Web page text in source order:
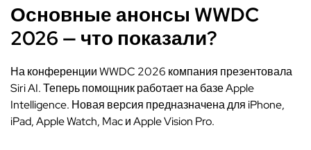
Основные анонсы WWDC
2026 — что показали?
На конференции WWDC 2026 компания презентовала
Siri AI. Теперь помощник работает на базе Apple
Intelligence. Новая версия предназначена для iPhone,
iPad, Apple Watch, Mac и Apple Vision Pro.